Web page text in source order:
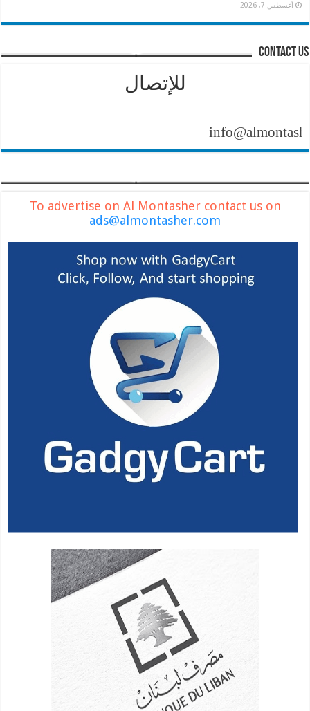
أغسطس 7, 2026
contact us
للإتصال
info@almontasher.com
To advertise on Al Montasher contact us on
ads@almontasher.com